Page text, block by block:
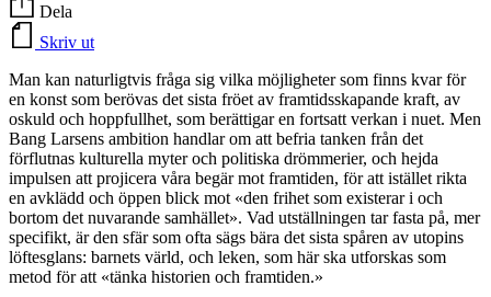
Dela
Skriv ut
Man kan naturligtvis fråga sig vilka möjligheter som finns kvar för
en konst som berövas det sista fröet av framtidsskapande kraft, av
oskuld och hoppfullhet, som berättigar en fortsatt verkan i nuet. Men
Bang Larsens ambition handlar om att befria tanken från det
förflutnas kulturella myter och politiska drömmerier, och hejda
impulsen att projicera våra begär mot framtiden, för att istället rikta
en avklädd och öppen blick mot «den frihet som existerar i och
bortom det nuvarande samhället». Vad utställningen tar fasta på, mer
specifikt, är den sfär som ofta sägs bära det sista spåren av utopins
löftesglans: barnets värld, och leken, som här ska utforskas som
metod för att «tänka historien och framtiden.»